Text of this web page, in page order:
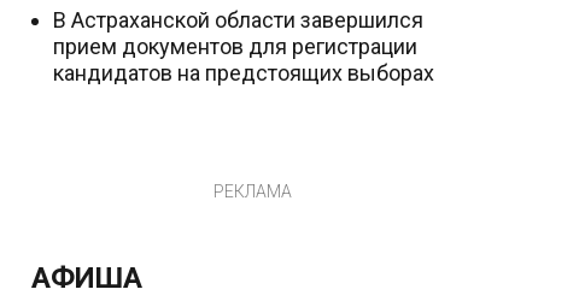
В Астраханской области завершился
прием документов для регистрации
кандидатов на предстоящих выборах
РЕКЛАМА
АФИША